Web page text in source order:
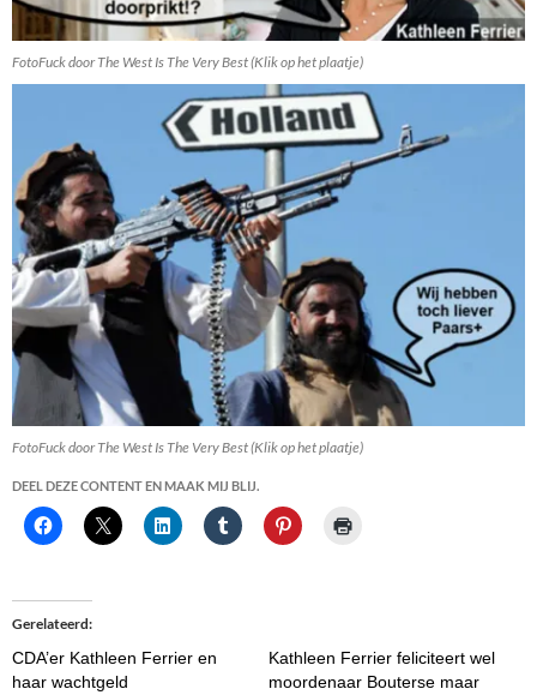
FotoFuck door The West Is The Very Best (Klik op het plaatje)
FotoFuck door The West Is The Very Best (Klik op het plaatje)
DEEL DEZE CONTENT EN MAAK MIJ BLIJ.
Gerelateerd
CDA’er Kathleen Ferrier en
haar wachtgeld
Kathleen Ferrier feliciteert wel
moordenaar Bouterse maar